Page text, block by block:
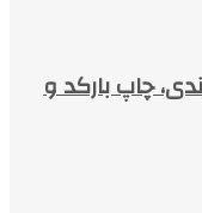
چاپ بارکد و